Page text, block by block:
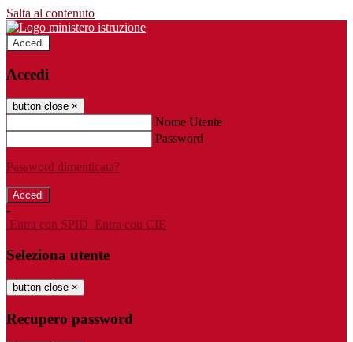
Salta al contenuto
Accedi
Accedi
button close ×
Nome Utente
Password
Password dimenticata?
-
Entra con SPID Entra con CIE
Seleziona utente
button close ×
Recupero password